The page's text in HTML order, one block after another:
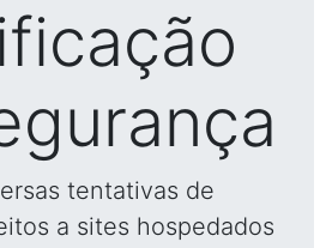
tentativas de
a sites hospedados